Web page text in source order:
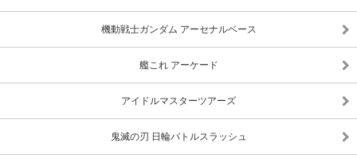
機動戦士ガンダム アーセナルベース
艦これ アーケード
アイドルマスターツアーズ
鬼滅の刃 日輪バトルスラッシュ